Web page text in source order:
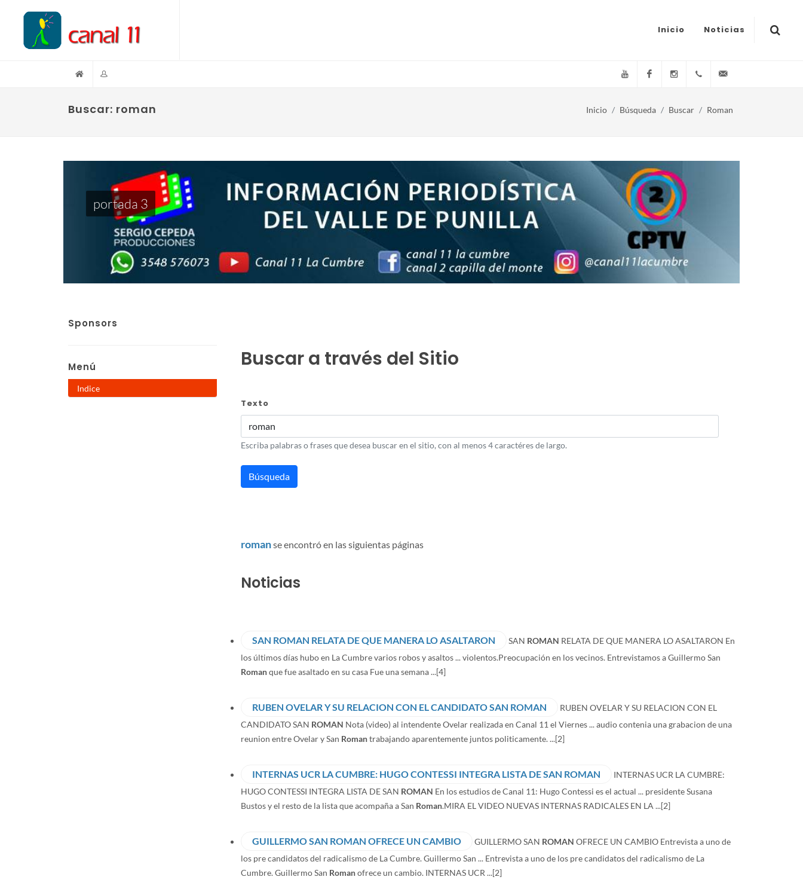
Inicio Noticias
YouTube FacebookInstagram(+54)(9)3548-576073
Buscar: roman Inicio Búsqueda Buscar Roman
portada 3
Sponsors
Menú
Indice
Buscar a través del Sitio
Texto
Escriba palabras o frases que desea buscar en el sitio, con al menos 4 caractéres de largo.
romanse encontró en las siguientas páginas
Noticias
SAN ROMAN RELATA DE QUE MANERA LO ASALTARON SAN ROMAN RELATA DE QUE MANERA LO ASALTARON En
los últimos días hubo en La Cumbre varios robos y asaltos ... violentos.Preocupación en los vecinos. Entrevistamos a Guillermo San
Romanque fue asaltado en su casa Fue una semana ...[4]
RUBEN OVELAR Y SU RELACION CON EL CANDIDATO SAN ROMAN
RUBEN OVELAR Y SU RELACION CON EL
CANDIDATO SAN ROMAN Nota (video) al intendente Ovelar realizada en Canal 11 el Viernes ... audio contenia una grabacion de una
reunion entre Ovelar y San Romantrabajando aparentemente juntos politicamente. ...[2]
INTERNAS UCR LA CUMBRE: HUGO CONTESSI INTEGRA LISTA DE SAN ROMAN
INTERNAS UCR LA CUMBRE:
HUGO CONTESSI INTEGRA LISTA DE SAN ROMAN En los estudios de Canal 11: Hugo Contessi es el actual ... presidente Susana
Bustos y el resto de la lista que acompaña a San Roman.MIRA EL VIDEO NUEVAS INTERNAS RADICALES EN LA ...[2]
GUILLERMO SAN ROMAN OFRECE UN CAMBIO GUILLERMO SAN ROMAN OFRECE UN CAMBIO Entrevista a uno de
los pre candidatos del radicalismo de La Cumbre. Guillermo San ... Entrevista a uno de los pre candidatos del radicalismo de La
Cumbre. Guillermo San Romanofrece un cambio. INTERNAS UCR ...[2]